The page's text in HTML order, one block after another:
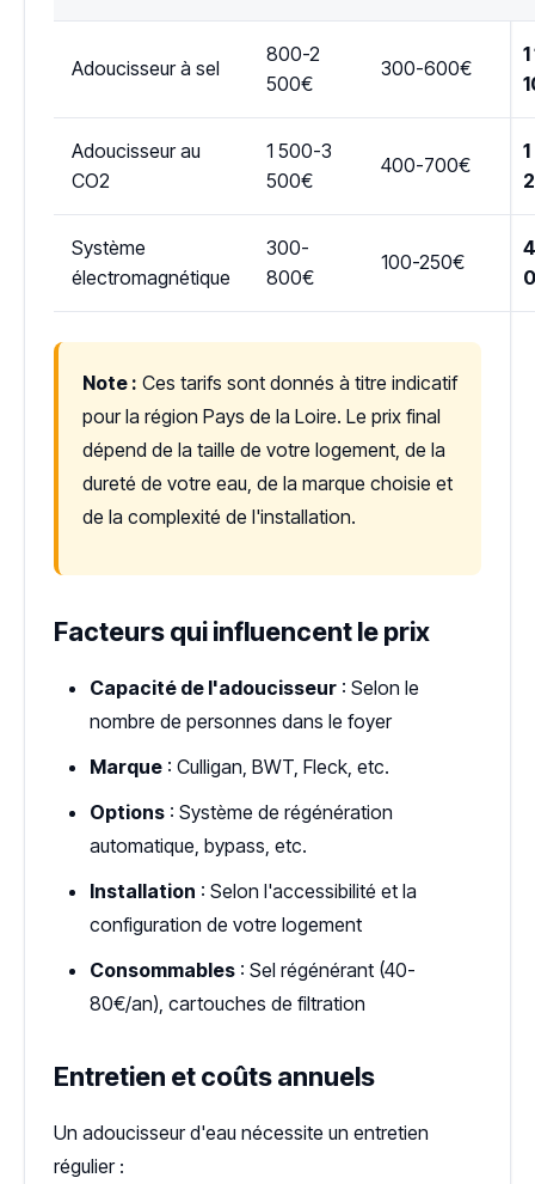
Adoucisseur à sel
800-2
500€
300-600€
Adoucisseur au
CO2
1 500-3
500€
400-700€
Système
électromagnétique
300-
800€
100-250€
Note : Ces tarifs sont donnés à titre indicatif
pour la région Pays de la Loire. Le prix final
dépend de la taille de votre logement, de la
dureté de votre eau, de la marque choisie et
de la complexité de l'installation.
Facteurs qui influencent le prix
Capacité de l'adoucisseur : Selon le
nombre de personnes dans le foyer
Marque : Culligan, BWT, Fleck, etc.
Options : Système de régénération
automatique, bypass, etc.
Installation : Selon l'accessibilité et la
configuration de votre logement
Consommables : Sel régénérant (40-
80€/an), cartouches de filtration
Entretien et coûts annuels
Un adoucisseur d'eau nécessite un entretien
régulier :